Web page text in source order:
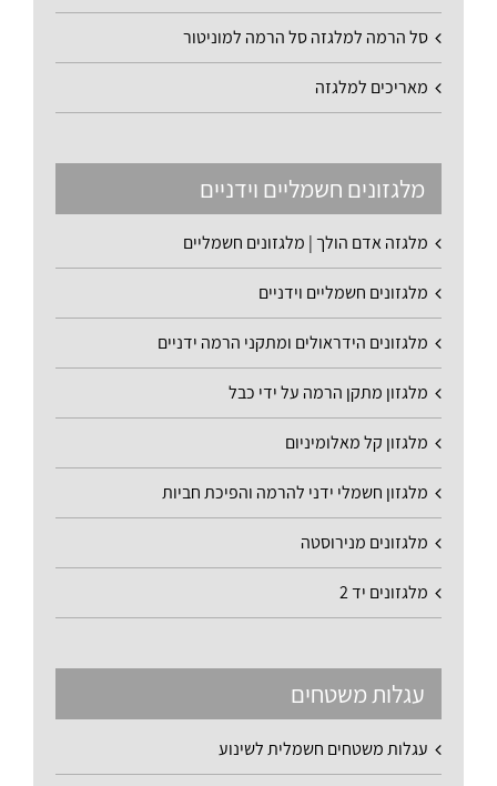
סל הרמה למלגזה סל הרמה למוניטור
מאריכים למלגזה
מלגזונים חשמליים וידניים
מלגזה אדם הולך | מלגזונים חשמליים
מלגזונים חשמליים וידניים
מלגזונים הידראולים ומתקני הרמה ידניים
מלגזון מתקן הרמה על ידי כבל
מלגזון קל מאלומיניום
מלגזון חשמלי ידני להרמה והפיכת חביות
מלגזונים מנירוסטה
מלגזונים יד 2
עגלות משטחים
עגלות משטחים חשמלית לשינוע